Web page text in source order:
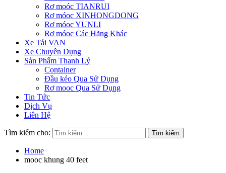
Rơ moóc TIANRUI
Rơ móoc XINHONGDONG
Rơ móoc YUNLI
Rơ móoc Các Hãng Khác
Xe Tải VAN
Xe Chuyên Dụng
Sản Phẩm Thanh Lý
Container
Đầu kéo Qua Sử Dụng
Rơ mooc Qua Sử Dụng
Tin Tức
Dịch Vụ
Liên Hệ
Tìm kiếm cho:
Home
mooc khung 40 feet